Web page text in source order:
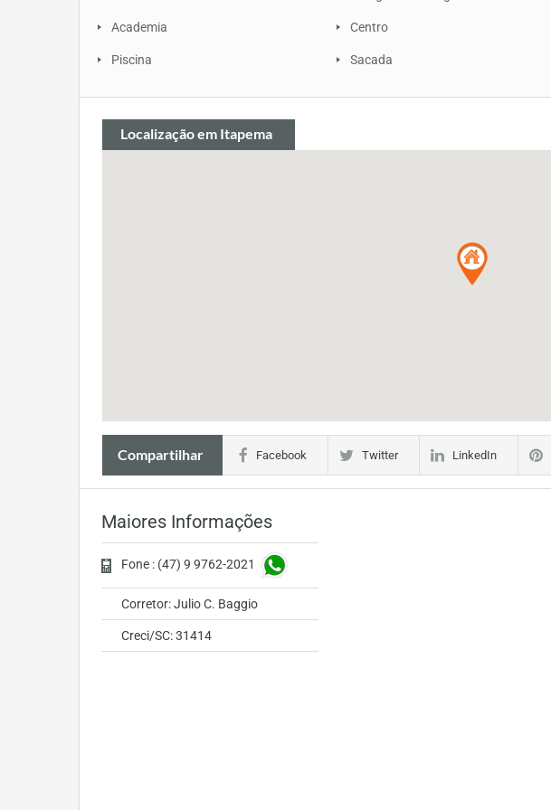
Academia Centro
Piscina Sacada
Localizaçãoem Itapema
Compartilhar Facebook Twitter LinkedIn
Maiores Informações
Fone : (47) 9 9762-2021
Corretor: Julio C. Baggio
Creci/SC: 31414